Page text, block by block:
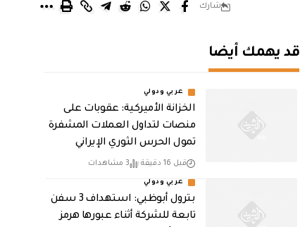
شارك
قد يهمك أيضا
عربي ودولي
الخزانة الأميركية: عقوبات على
منصات لتداول العملات المشفرة
تمول الحرس الثوري الإيراني
قبل 16 دقيقة 3 مشاهدات
عربي ودولي
بترول أبوظبي: استهداف 3 سفن
تابعة للشركة أثناء عبورها هرمز